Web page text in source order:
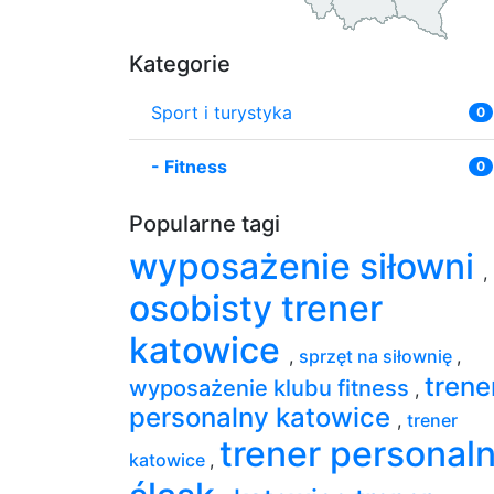
Kategorie
Sport i turystyka 0
- Fitness 0
Popularne tagi
wyposażenie siłowni ,
osobisty trener
katowice , sprzęt na siłownię ,
wyposażenie klubu fitness ,
personalny katowice , trener
katowice , trener